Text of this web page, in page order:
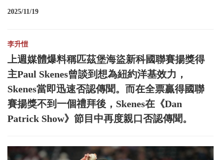
2025/11/19
李升愷
上週媒體爆料稱匹茲堡海盜新科國聯賽揚獎得
主Paul Skenes曾談到想為紐約洋基效力，
Skenes當即迅速否認傳聞。而在全票贏得國聯
賽揚獎不到一個禮拜後，Skenes在《Dan
Patrick Show》節目中再度親口否認傳聞。